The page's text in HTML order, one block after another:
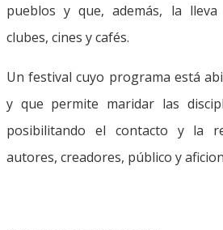
pueblos y que, además, la
clubes, cines y cafés.
Un festival cuyo programa está
y que permite maridar las
posibilitando el contacto y la
autores, creadores, público y